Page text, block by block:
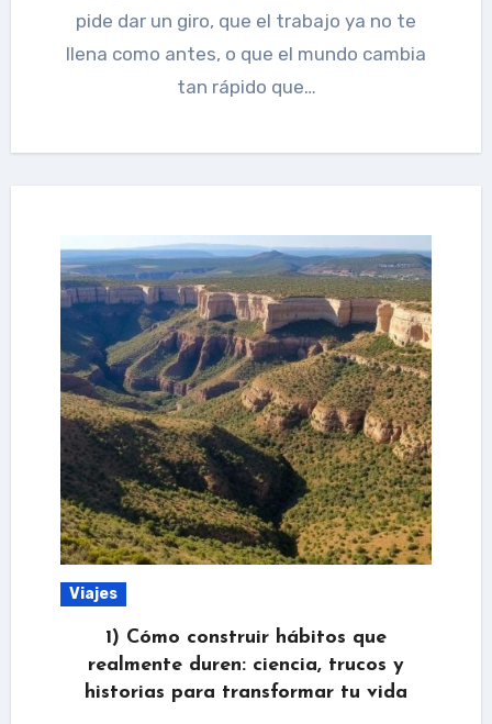
pide dar un giro, que el trabajo ya no te
llena como antes, o que el mundo cambia
tan rápido que…
Viajes
1) Cómo construir hábitos que
realmente duren: ciencia, trucos y
historias para transformar tu vida